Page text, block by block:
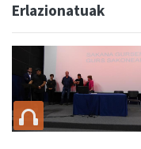
Erlazionatuak